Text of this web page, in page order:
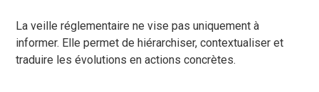
La veille réglementaire ne vise pas uniquement à
informer. Elle permet de hiérarchiser, contextualiser et
traduire les évolutions en actions concrètes.